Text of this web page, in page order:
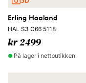
Erling Haaland
HAL S3 C66 5118
kr 2499
På lager i nettbutikken